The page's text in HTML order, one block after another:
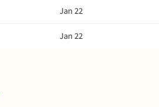
Jan 22
Jan 22